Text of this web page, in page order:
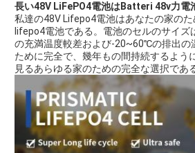
長い48V LiFePO4電池はBatteri 48v力電
私達の48V Lifepo4電池はあなたの家の
lifepo4電池である。電池のセルのサイ
の充満温度較差および-20~60℃の排出の
ために完全で、幾年もの間持続するよう
見るあらゆる家のための完全な選択であ